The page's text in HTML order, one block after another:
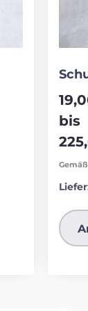
bis